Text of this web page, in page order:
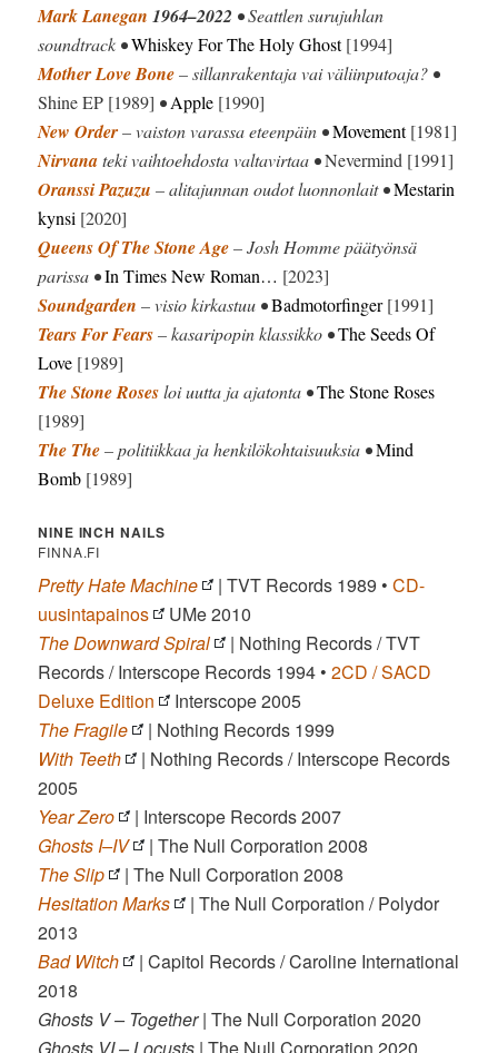
Mark Lanegan 1964–2022 • Seattlen surujuhlan
soundtrack •Whiskey For The Holy Ghost[1994]
Mother Love Bone– sillanrakentaja vai väliinputoaja? •
Shine EP [1989] •Apple [1990]
New Order– vaiston varassa eteenpäin •Movement[1981]
Nirvanateki vaihtoehdosta valtavirtaa •Nevermind [1991]
Oranssi Pazuzu – alitajunnan oudot luonnonlait •Mestarin
kynsi [2020]
Queens Of The Stone Age– Josh Homme päätyönsä
parissa •In Times New Roman… [2023]
Soundgarden – visio kirkastuu •Badmotorfinger[1991]
Tears For Fears– kasaripopin klassikko •The Seeds Of
Love [1989]
The Stone Rosesloi uutta ja ajatonta •The Stone Roses
[1989]
The The– politiikkaa ja henkilökohtaisuuksia •Mind
Bomb [1989]
NINE INCH NAILS
FINNA.FI
Pretty Hate Machine | TVT Records 1989 •CD-
uusintapainos
UMe 2010
The Downward Spiral
| Nothing Records / TVT
Records / Interscope Records 1994 •2CD / SACD
Deluxe Edition
Interscope 2005
The Fragile
| Nothing Records 1999
With Teeth
| Nothing Records / Interscope Records
2005
Year Zero
| Interscope Records 2007
Ghosts I–IV
| The Null Corporation 2008
The Slip
| The Null Corporation 2008
Hesitation Marks
| The Null Corporation / Polydor
2013
Bad Witch
| Capitol Records / Caroline International
2018
Ghosts V – Together| The Null Corporation 2020
Ghosts VI – Locusts | The Null Corporation 2020